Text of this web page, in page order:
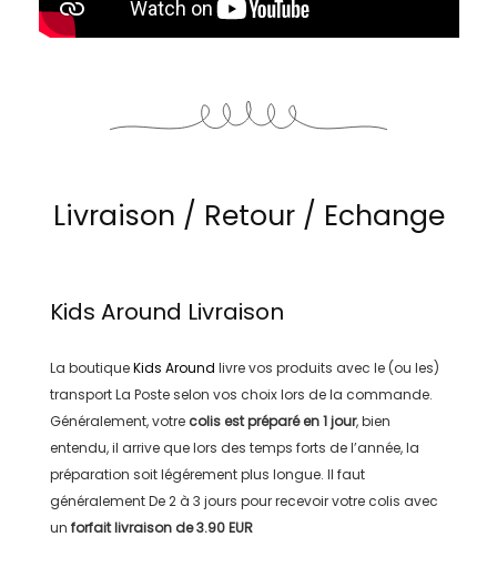
Livraison / Retour / Echange
Kids Around Livraison
La boutiqueKids Around livre vos produits avec le (ou les)
transportLa Posteselon vos choix lors de la commande.
Généralement, votre colis est préparé en1 jour, bien
entendu, il arrive que lors des temps forts de l’année, la
préparation soit légérement plus longue. Il faut
généralementDe 2 à 3 jours pour recevoir votre colis avec
un forfait livraison de3.90 EUR